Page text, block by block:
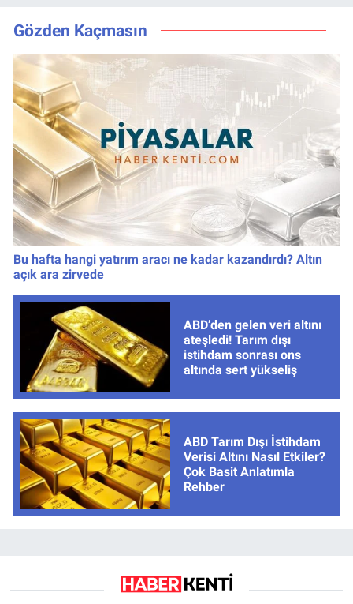
numaralar
Gözden Kaçmasın
Bu hafta hangi yatırım aracı ne kadar kazandırdı? Altın
açık ara zirvede
ABD’den gelen veri altını
ateşledi! Tarım dışı
istihdam sonrası ons
altında sert yükseliş
ABD Tarım Dışı İstihdam
Verisi Altını Nasıl Etkiler?
Çok Basit Anlatımla
Rehber